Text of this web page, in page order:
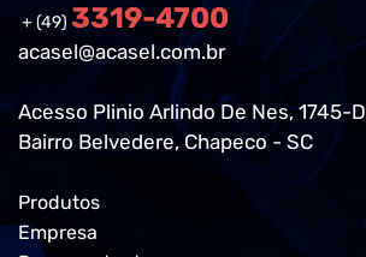
+ (49) 3319-4700
acasel@acasel.com.br
Acesso Plinio Arlindo De Nes, 1745-D
Bairro Belvedere, Chapeco - SC
Produtos
Empresa